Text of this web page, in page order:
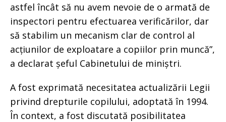
astfel încât să nu avem nevoie de o armată de
inspectori pentru efectuarea verificărilor, dar
să stabilim un mecanism clar de control al
acțiunilor de exploatare a copiilor prin muncă”,
a declarat șeful Cabinetului de miniștri.
A fost exprimată necesitatea actualizării Legii
privind drepturile copilului, adoptată în 1994.
În context, a fost discutată posibilitatea